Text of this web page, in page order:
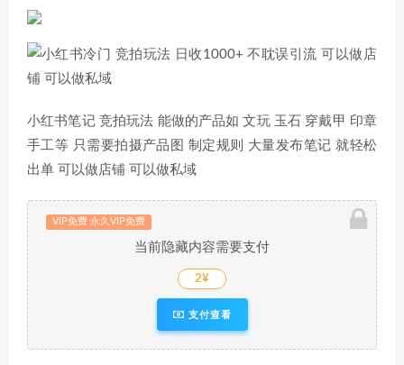
小红书笔记 竞拍玩法 能做的产品如 文玩 玉石 穿戴甲 印章
手工等 只需要拍摄产品图 制定规则 大量发布笔记 就轻松
出单 可以做店铺 可以做私域
VIP免费 永久VIP免费
当前隐藏内容需要支付
2¥
支付查看